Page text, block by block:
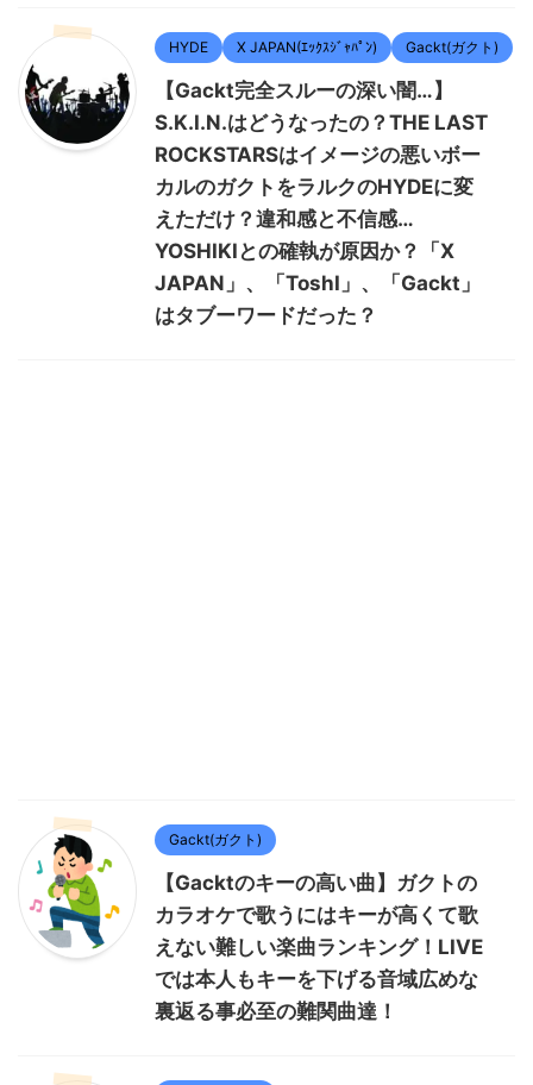
HYDE X JAPAN(ｴｯｸｽｼﾞｬﾊﾟﾝ) Gackt(ガクト)
【Gackt完全スルーの深い闇…】
S.K.I.N.はどうなったの？THE LAST
ROCKSTARSはイメージの悪いボー
カルのガクトをラルクのHYDEに変
えただけ？違和感と不信感…
YOSHIKIとの確執が原因か？「X
JAPAN」、「ToshI」、「Gackt」
はタブーワードだった？
Gackt(ガクト)
【Gacktのキーの高い曲】ガクトの
カラオケで歌うにはキーが高くて歌
えない難しい楽曲ランキング！LIVE
では本人もキーを下げる音域広めな
裏返る事必至の難関曲達！